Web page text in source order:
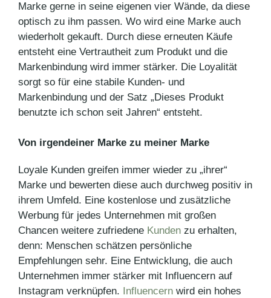
Marke gerne in seine eigenen vier Wände, da diese
optisch zu ihm passen. Wo wird eine Marke auch
wiederholt gekauft. Durch diese erneuten Käufe
entsteht eine Vertrautheit zum Produkt und die
Markenbindung wird immer stärker. Die Loyalität
sorgt so für eine stabile Kunden- und
Markenbindung und der Satz „Dieses Produkt
benutzte ich schon seit Jahren“ entsteht.
Von irgendeiner Marke zu meiner Marke
Loyale Kunden greifen immer wieder zu „ihrer“
Marke und bewerten diese auch durchweg positiv in
ihrem Umfeld. Eine kostenlose und zusätzliche
Werbung für jedes Unternehmen mit großen
Chancen weitere zufriedene Kunden zu erhalten,
denn: Menschen schätzen persönliche
Empfehlungen sehr. Eine Entwicklung, die auch
Unternehmen immer stärker mit Influencern auf
Instagram verknüpfen.
Influencern wird ein hohes